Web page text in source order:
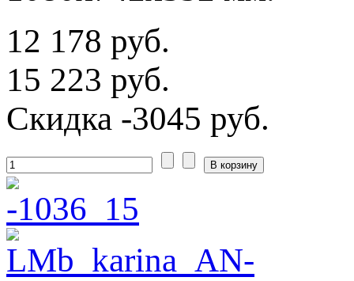
12 178 руб.
15 223 руб.
Скидка -3045 руб.